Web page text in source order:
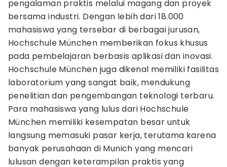
pengalaman praktis melalui magang dan proyek
bersama industri. Dengan lebih dari 18.000
mahasiswa yang tersebar di berbagai jurusan,
Hochschule München memberikan fokus khusus
pada pembelajaran berbasis aplikasi dan inovasi.
Hochschule München juga dikenal memiliki fasilitas
laboratorium yang sangat baik, mendukung
penelitian dan pengembangan teknologi terbaru.
Para mahasiswa yang lulus dari Hochschule
München memiliki kesempatan besar untuk
langsung memasuki pasar kerja, terutama karena
banyak perusahaan di Munich yang mencari
lulusan dengan keterampilan praktis yang